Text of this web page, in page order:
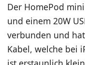
Der HomePod
und einem 20W
verbunden und
Kabel, welche bei